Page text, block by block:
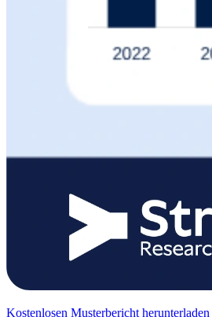
Kostenlosen Musterbericht herunterladen